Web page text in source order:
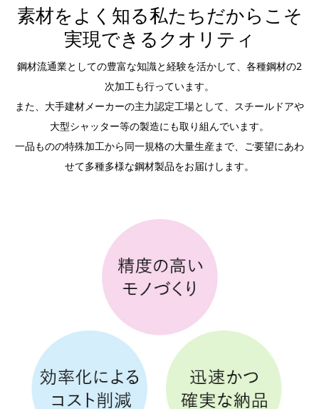
素材をよく知る私たちだからこそ
実現できるクオリティ
鋼材流通業としての豊富な知識と経験を活かして、各種鋼材の2
次加工も行っています。
また、大手建材メーカーの主力認定工場として、スチールドアや
大型シャッター等の製造にも取り組んでいます。
一品ものの特殊加工から同一規格の大量生産まで、ご要望にあわ
せて多種多様な鋼材製品をお届けします。